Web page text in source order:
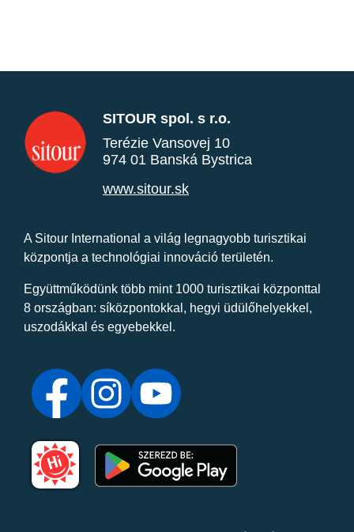
SITOUR spol. s r.o.
Terézie Vansovej 10
974 01 Banská Bystrica
www.sitour.sk
A Sitour International a világ legnagyobb turisztikai
központja a technológiai innováció területén.
Együttműködünk több mint 1000 turisztikai központtal
8 országban: síközpontokkal, hegyi üdülőhelyekkel,
uszodákkal és egyebekkel.